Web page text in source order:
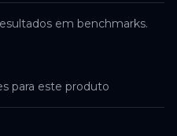
em benchmarks.
para este produto